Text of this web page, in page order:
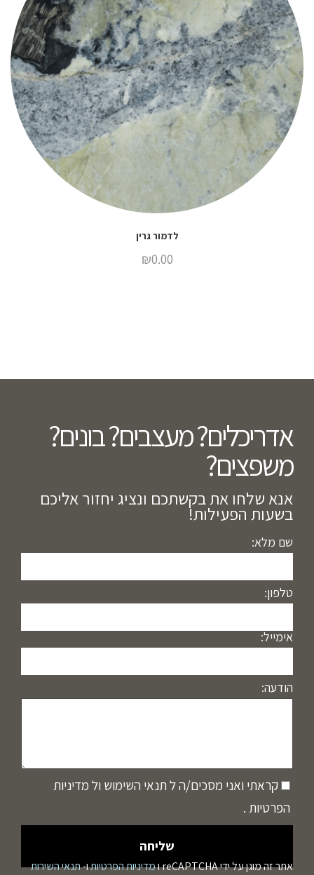
לדמור גרין
₪0.00
אדריכלים? מעצבים? בונים?
משפצים?​
אנא שלחו את בקשתכם ונציג יחזור אליכם
בשעות הפעילות!
שם מלא:
טלפון:
אימייל:
הודעה:
קראתי ואני מסכים/ה ל תנאי השימוש ול מדיניות
הפרטיות .
אתר זה מוגן על ידי reCAPTCHA ו מדיניות הפרטיותו-תנאי השירות